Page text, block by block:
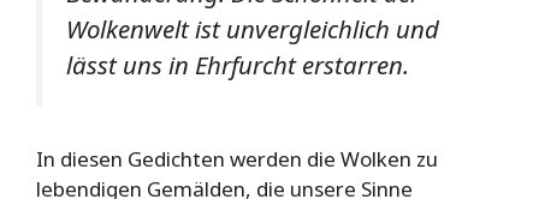
Wolkenwelt ist unvergleichlich und
lässt uns in Ehrfurcht erstarren.
In diesen Gedichten werden die Wolken zu
lebendigen Gemälden, die unsere Sinne